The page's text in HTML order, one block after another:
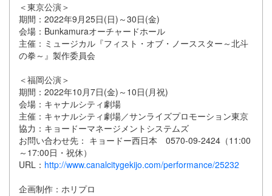
＜東京公演＞
期間：2022年9月25日(日)～30日(金)
会場：Bunkamuraオーチャードホール
主催：ミュージカル『フィスト・オブ・ノーススター～北斗
の拳～』製作委員会
＜福岡公演＞​
期間：2022年10月7日(金)～10日(月祝)
会場：キャナルシティ劇場
主催：キャナルシティ劇場／サンライズプロモーション東京
協力：キョードーマネージメントシステムズ
お問い合わせ先： キョードー西日本 0570-09-2424（11:00
～17:00日・祝休）
URL： http://www.canalcitygekijo.com/performance/25232
企画制作：ホリプロ